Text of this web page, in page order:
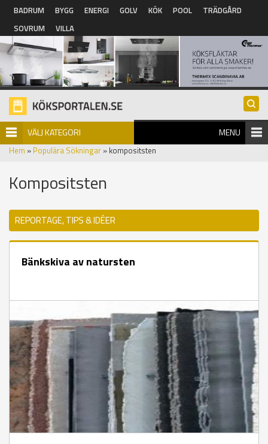
Hoppa till huvudinnehåll
BADRUM BYGG ENERGI GOLV KÖK POOL
TRÄDGÅRD
SOVRUM
VILLA
VÄLJ KATEGORI MENU
Hem » Populära Sökningar » kompositsten
Kompositsten
REPORTAGE, TIPS & IDÉER
Bänkskiva av natursten